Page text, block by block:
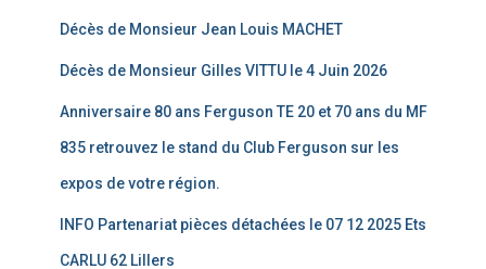
Décès de Monsieur Jean Louis MACHET
Décès de Monsieur Gilles VITTU le 4 Juin 2026
Anniversaire 80 ans Ferguson TE 20 et 70 ans du MF
835 retrouvez le stand du Club Ferguson sur les
expos de votre région.
INFO Partenariat pièces détachées le 07 12 2025 Ets
CARLU 62 Lillers